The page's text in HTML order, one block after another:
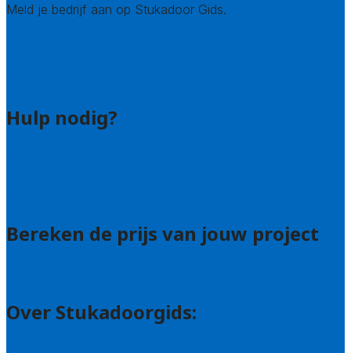
Meld je bedrijf aan op Stukadoor Gids.
Hulp nodig?
Bereken de prijs van jouw project
Over Stukadoorgids: